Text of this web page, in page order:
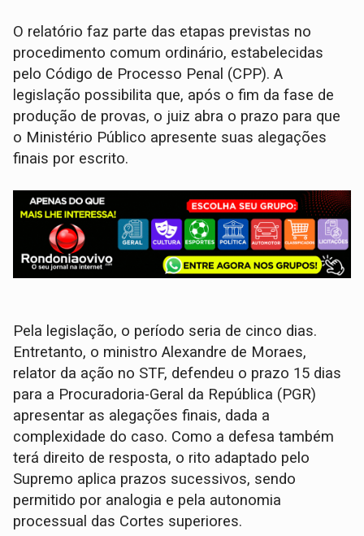
O relatório faz parte das etapas previstas no
procedimento comum ordinário, estabelecidas
pelo Código de Processo Penal (CPP). A
legislação possibilita que, após o fim da fase de
produção de provas, o juiz abra o prazo para que
o Ministério Público apresente suas alegações
finais por escrito.
Pela legislação, o período seria de cinco dias.
Entretanto, o ministro Alexandre de Moraes,
relator da ação no STF, defendeu o prazo 15 dias
para a Procuradoria-Geral da República (PGR)
apresentar as alegações finais, dada a
complexidade do caso. Como a defesa também
terá direito de resposta, o rito adaptado pelo
Supremo aplica prazos sucessivos, sendo
permitido por analogia e pela autonomia
processual das Cortes superiores.